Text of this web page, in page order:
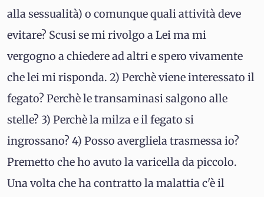
alla sessualità) o comunque quali attività deve
evitare? Scusi se mi rivolgo a Lei ma mi
vergogno a chiedere ad altri e spero vivamente
che lei mi risponda. 2) Perchè viene interessato il
fegato? Perchè le transaminasi salgono alle
stelle? 3) Perchè la milza e il fegato si
ingrossano? 4) Posso avergliela trasmessa io?
Premetto che ho avuto la varicella da piccolo.
Una volta che ha contratto la malattia c'è il